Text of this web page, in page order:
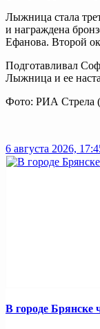
Лыжница стала
и награждена
Ефанова. Второй
Подготавливал
Лыжница и ее
Фото: РИА Стрела
6 августа 2026,
В городе Брянске